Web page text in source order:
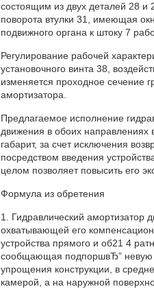
состоящим из двух деталей 28 и
поворота втулки 31, имеющая
подвижного органа к штоку 7
Регулирование рабочей
установочного винта 38,
изменяется проходное сечение
амортизатора.
Предлагаемое исполнение
движения в обоих направлениях
габарит, за счет исключения
посредством введения
целом позволяет повысить его
Формула из обретения
1. Гидравлический амортизатор
охватывающей его
устройства прямого и об21 4
сообщающая подпоршвЂ” невую
упрощения конструкции, в
камерой, а на наружной